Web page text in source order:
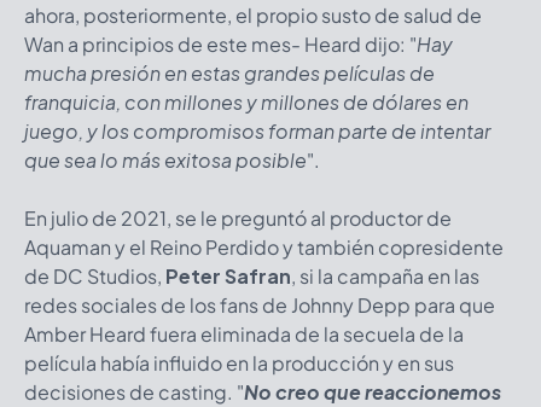
ahora, posteriormente, el propio susto de salud de
Wan a principios de este mes- Heard dijo: "Hay
mucha presión en estas grandes películas de
franquicia, con millones y millones de dólares en
juego, y los compromisos forman parte de intentar
que sea lo más exitosa posible".
En julio de 2021, se le preguntó al productor de
Aquaman y el Reino Perdido y también copresidente
de DC Studios, Peter Safran, si la campaña en las
redes sociales de los fans de Johnny Depp para que
Amber Heard fuera eliminada de la secuela de la
película había influido en la producción y en sus
decisiones de casting. "No creo que reaccionemos